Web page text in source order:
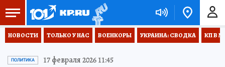
НОВОСТИ ТОЛЬКО У НАС ВОЕНКОРЫ УКРАИНА: СВОДКА КП В
ПОЛИТИКА 17 февраля 2026 11:45